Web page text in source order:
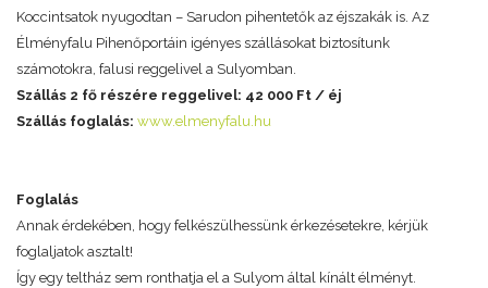
Koccintsatok nyugodtan – Sarudon pihentetők az éjszakák is. Az
Élményfalu Pihenőportáin igényes szállásokat biztosítunk
számotokra, falusi reggelivel a Sulyomban.
Szállás 2 fő részére reggelivel: 42 000 Ft / éj
Szállás foglalás: www.elmenyfalu.hu
Foglalás
Annak érdekében, hogy felkészülhessünk érkezésetekre, kérjük
foglaljatok asztalt!
Így egy teltház sem ronthatja el a Sulyom által kínált élményt.